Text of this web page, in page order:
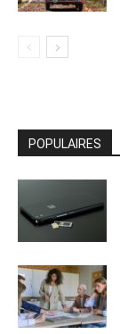
POPULAIRES